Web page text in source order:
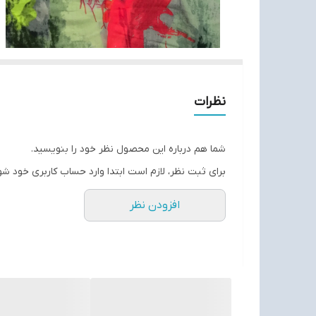
نظرات
شما هم درباره این محصول نظر خود را بنویسید.
برای ثبت نظر، لازم است ابتدا وارد حساب کاربری خود
افزودن نظر